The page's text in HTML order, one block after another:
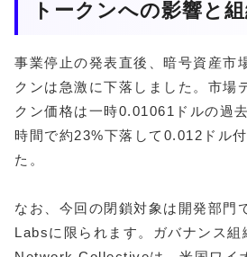
トークンへの影響と
事業停止の発表直後、暗号資産市
クンは急激に下落しました。市場
クン価格は一時0.01061ドルの過
時間で約23%下落して0.012ドル
た。
なお、今回の閉鎖対象は開発部門
Labsに限られます。ガバナンス